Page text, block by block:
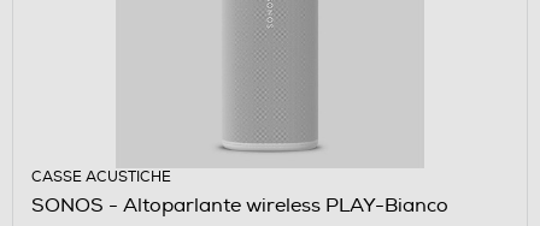
CASSE ACUSTICHE
SONOS - Altoparlante wireless PLAY-Bianco